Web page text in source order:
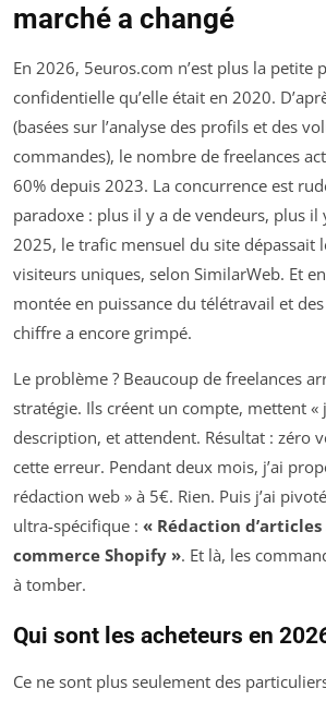
marché a changé
En 2026, 5euros.com n’est plus la petite
confidentielle qu’elle était en 2020.
(basées sur l’analyse des profils et des
commandes), le nombre de freelances
60% depuis 2023. La concurrence est
paradoxe : plus il y a de vendeurs, plus il
2025, le trafic mensuel du site dépassait
visiteurs uniques, selon SimilarWeb. Et
montée en puissance du télétravail et
chiffre a encore grimpé.
Le problème ? Beaucoup de freelances
stratégie. Ils créent un compte, mettent «
description, et attendent. Résultat : zéro
cette erreur. Pendant deux mois, j’ai
rédaction web » à 5€. Rien. Puis j’ai
ultra-spécifique : « Rédaction d’articles
commerce Shopify ». Et là, les
à tomber.
Qui sont les acheteurs en
Ce ne sont plus seulement des